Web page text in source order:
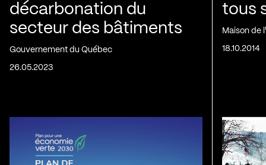
décarbonation du
secteur des bâtiments
Gouvernement du Québec
26.05.2023
tous
Maison de
18.10.2014